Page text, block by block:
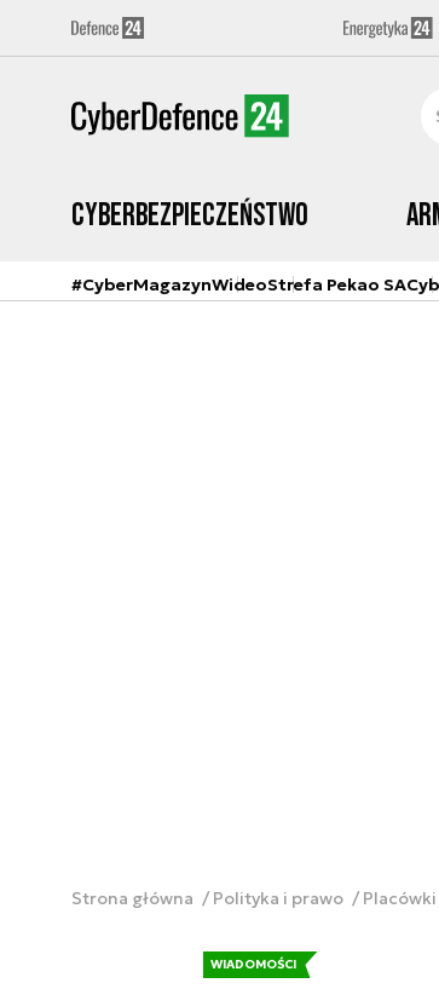
Cyberbezpieczeństwo
#CyberMagazynWideoStrefa Pekao SA
Strona główna Polityka i prawo
WIADOMOŚCI